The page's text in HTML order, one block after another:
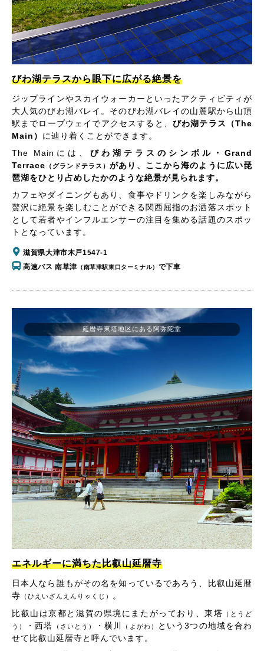
びわ湖テラスから眼下に広がる絶景を
ジップラインやスカイウォーカーといったアクティビティが
大人気のびわ湖バレイ。そのびわ湖バレイの山麓駅から山頂
駅までロープウェイでアクセスすると、 びわ湖テラス（The
Main） に辿り着くことができます。
The Mainには、 びわ湖テラスのシンボル・Grand
Terrace （グランドテラス）があり、ここから海のように広い琵
琶湖をひとり占めしたかのような絶景が見られます。
カフェやダイニングもあり、食事やドリンクを楽しみながら
贅沢に絶景を楽しむことができる関西屈指のお洒落スポット
として若者やインフルエンサーの注目を集める話題のスポッ
トとなっています。
滋賀県大津市木戸1547-1
高速バス 南草津 （南草津駅東口ターミナル） で下車
延暦寺東塔地区にある阿弥陀堂
エネルギーに満ちた比叡山延暦寺
日本人なら誰もがその名を知っているであろう、比叡山延暦
寺 （ひえいざんえんりゃくじ） 。
比叡山は京都と滋賀の県境にまたがっており、東塔
（とうど
う）
・西塔 （さいとう） ・横川 （よがわ）
という3つの地域を合わ
せて比叡山延暦寺と呼んでいます。